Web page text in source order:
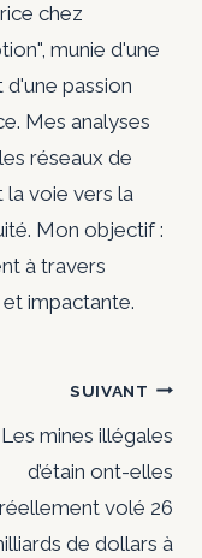
chez
munie d'une
passion
Mes analyses
réseaux de
la voie vers la
Mon objectif :
à travers
impactante.
SUIVANT
Les mines illégales
d’étain ont-elles
réellement volé 26
de dollars à